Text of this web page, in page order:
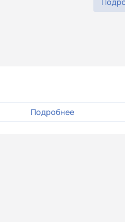
Подробнее